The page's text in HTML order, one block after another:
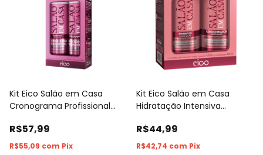
Kit Eico Salão em Casa
Cronograma Profissional
Condicionador 750ml
R$57,99
R$55,09 com Pix
Kit Eico Salão em Casa
Hidratação Intensiva
Condicionador 400ml
R$44,99
R$42,74 com Pix